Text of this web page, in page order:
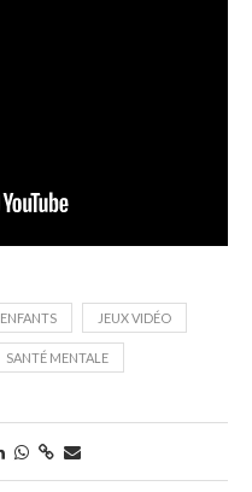
ENFANTS JEUX VIDÉO
SANTÉ MENTALE